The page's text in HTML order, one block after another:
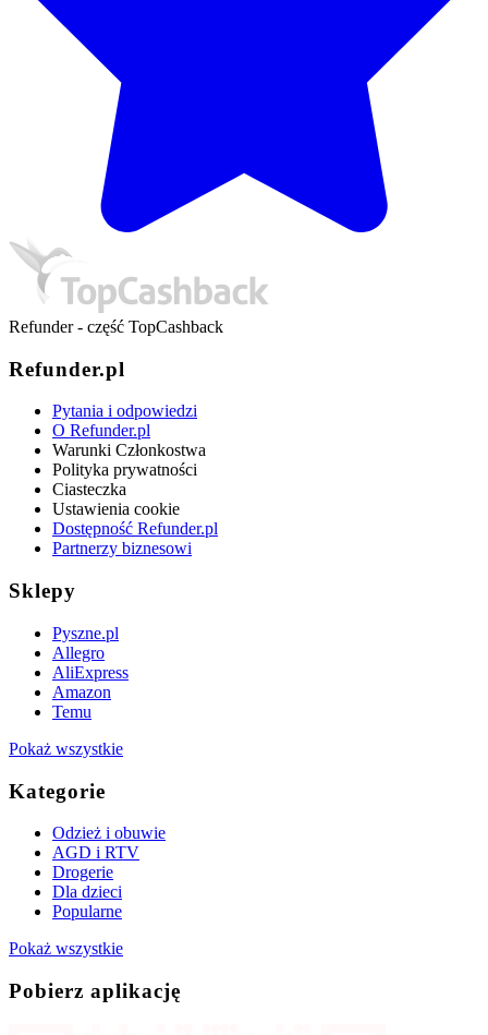
Refunder - część TopCashback
Refunder.pl
Pytania i odpowiedzi
O Refunder.pl
Warunki Członkostwa
Polityka prywatności
Ciasteczka
Ustawienia cookie
Dostępność Refunder.pl
Partnerzy biznesowi
Sklepy
Pyszne.pl
Allegro
AliExpress
Amazon
Temu
Pokaż wszystkie
Kategorie
Odzież i obuwie
AGD i RTV
Drogerie
Dla dzieci
Popularne
Pokaż wszystkie
Pobierz aplikację